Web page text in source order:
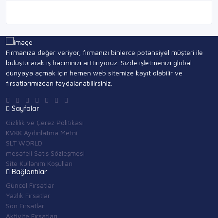
Firmanıza değer veriyor, firmanızı binlerce potansiyel müşteri ile
buluşturarak iş hacminizi arttırıyoruz. Sizde işletmenizi global
dünyaya açmak için hemen web sitemize kayıt olabilir ve
fırsatlarımızdan faydalanabilirsiniz.
Sayfalar
Gizlilik ve Çerez Politikası
KVKK Aydınlatma Metni
SLT WORLD
mesafeli Satış Sözleşmesi
Site Kullanım Koşulları
Bağlantılar
Güncel Fırsatlar
Yazlık Fırsatlar
Son Fırsatlar
Aktivite Fırsatları